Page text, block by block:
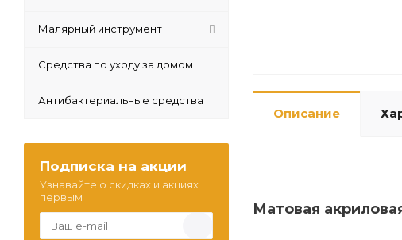
Описание
Матовая
Малярный инструмент
Средства по уходу за домом
Антибактериальные средства
Подписка на акции
Узнавайте о скидках и акциях
первым